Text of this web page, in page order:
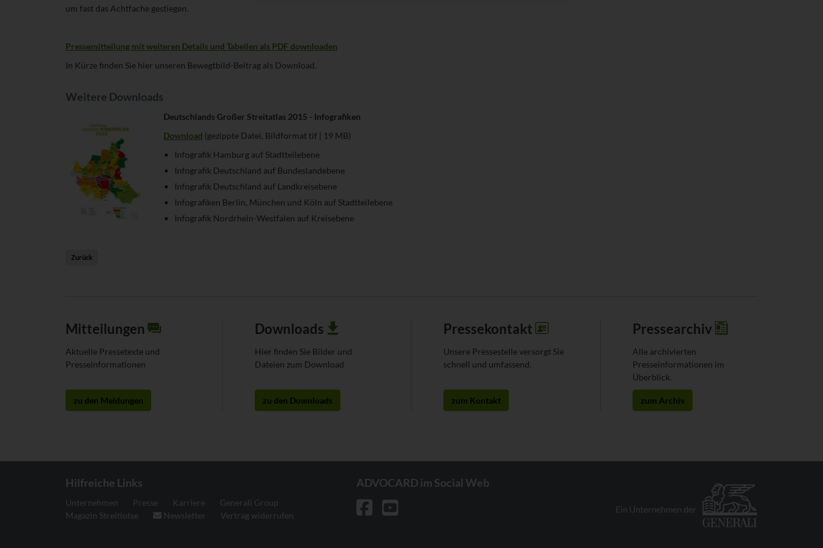
um fast das Achtfache gestiegen.
Pressemitteilung mit weiteren Details und Tabellen als PDF downloaden
In Kürze finden Sie hier unseren Bewegtbild-Beitrag als Download.
Weitere Downloads
Deutschlands Großer Streitatlas 2015 - Infografiken
Download (gezippte Datei, Bildformat tif | 19 MB)
Infografik Hamburg auf Stadtteilebene
Infografik Deutschland auf Bundeslandebene
Infografik Deutschland auf Landkreisebene
Infografiken Berlin, München und Köln auf Stadtteilebene
Infografik Nordrhein-Westfalen auf Kreisebene
Zurück
Mitteilungen
Aktuelle Pressetexte und
Presseinformationen
zu den Meldungen
Downloads
Hier finden Sie Bilder und
Dateien zum Download
zu den Downloads
Pressekontakt
Unsere Pressestelle versorgt Sie
schnell und umfassend.
zum Kontakt
Pressearchiv
Alle archivierten
Presseinformationen im
Überblick.
zum Archiv
Hilfreiche Links
Unternehmen Presse Karriere
Generali Group
Magazin Streitlotse
Newsletter Vertrag widerrufen
ADVOCARD im Social Web